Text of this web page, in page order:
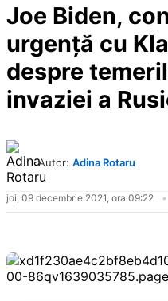
Joe Biden,
urgență cu
despre
invaziei a
Autor: Adina Rotaru
joi, 09 decembrie 2021, ora 09:22